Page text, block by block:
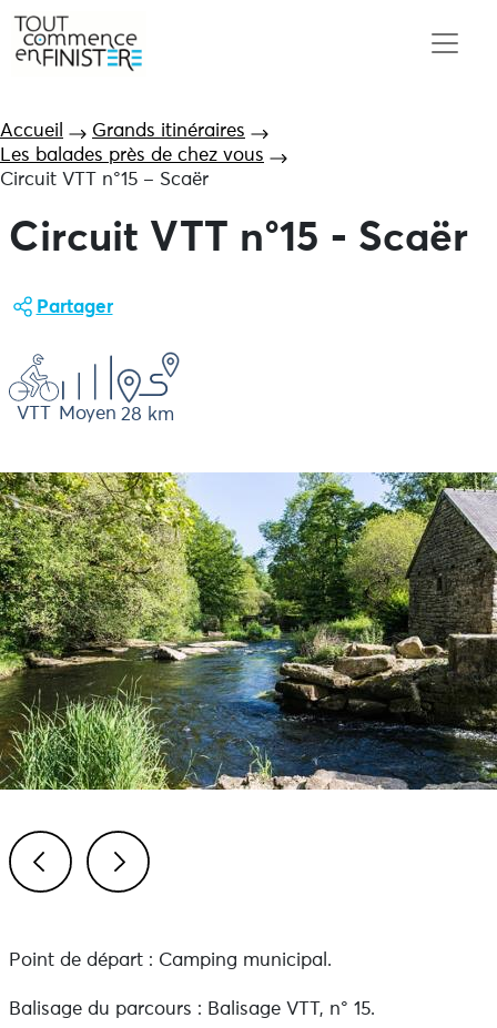
Accueil
Grands itinéraires
Les balades près de chez vous
Circuit VTT n°15 – Scaër
Circuit VTT n°15 - Scaër
Partager
VTT Moyen 28 km
Point de départ : Camping municipal.
Balisage du parcours : Balisage VTT, n° 15.